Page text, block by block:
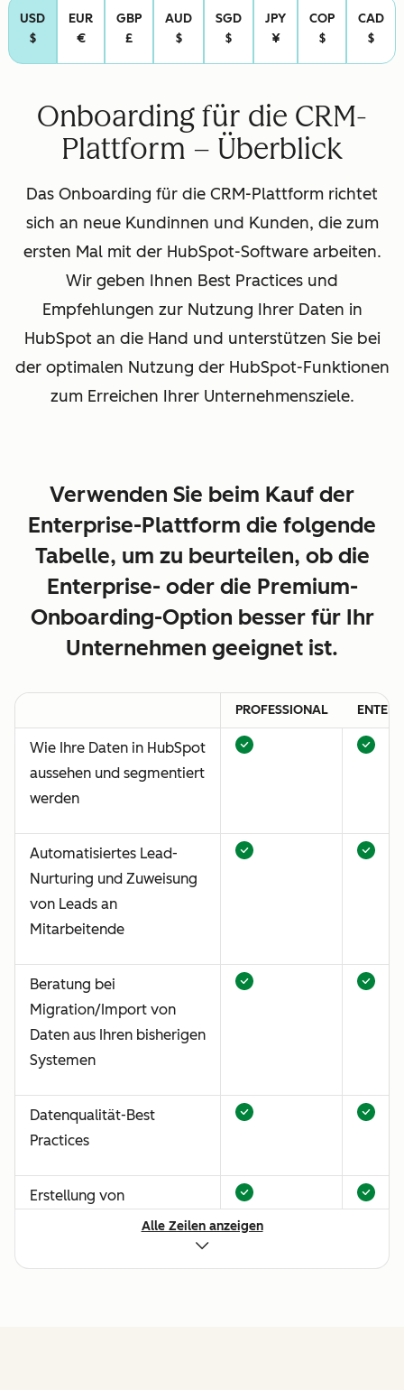
USD
$
EUR
€
GBP
£
AUD
$
SGD
$
JPY
¥
COP
$
CAD
$
Onboarding für die CRM-
Plattform – Überblick
Das Onboarding für die CRM-Plattform richtet
sich an neue Kundinnen und Kunden, die zum
ersten Mal mit der HubSpot-Software arbeiten.
Wir geben Ihnen Best Practices und
Empfehlungen zur Nutzung Ihrer Daten in
HubSpot an die Hand und unterstützen Sie bei
der optimalen Nutzung der HubSpot-Funktionen
zum Erreichen Ihrer Unternehmensziele.
Verwenden Sie beim Kauf der
Enterprise-Plattform die folgende
Tabelle, um zu beurteilen, ob die
Enterprise- oder die Premium-
Onboarding-Option besser für Ihr
Unternehmen geeignet ist.
PROFESSIONAL
Wie Ihre Daten in HubSpot
aussehen und segmentiert
werden
Automatisiertes Lead-
Nurturing und Zuweisung
von Leads an
Mitarbeitende
Beratung bei
Migration/Import von
Daten aus Ihren bisherigen
Systemen
Datenqualität-Best
Practices
Erstellung von
benutzerdefiniertenAlle Zeilen anzeigen